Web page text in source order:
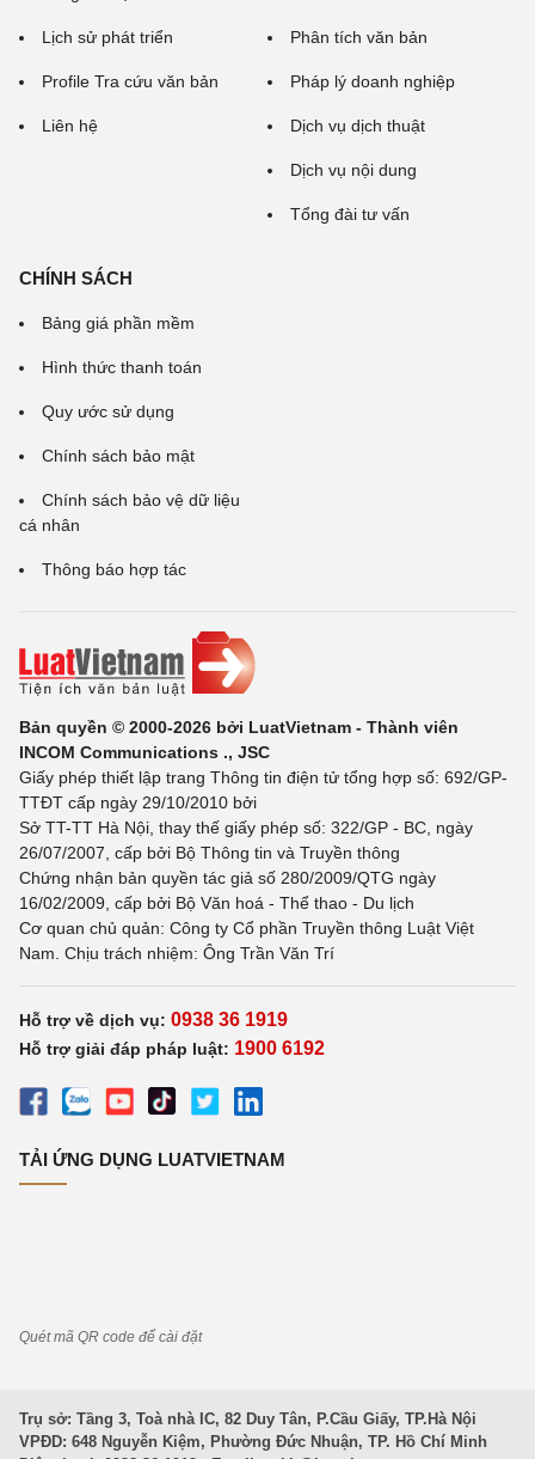
Lịch sử phát triển
Profile Tra cứu văn bản
Liên hệ
Phân tích văn bản
Pháp lý doanh nghiệp
Dịch vụ dịch thuật
Dịch vụ nội dung
Tổng đài tư vấn
CHÍNH SÁCH
Bảng giá phần mềm
Hình thức thanh toán
Quy ước sử dụng
Chính sách bảo mật
Chính sách bảo vệ dữ liệu
cá nhân
Thông báo hợp tác
Bản quyền © 2000-2026 bởi LuatVietnam - Thành viên
INCOM Communications ., JSC
Giấy phép thiết lập trang Thông tin điện tử tổng hợp số: 692/GP-
TTĐT cấp ngày 29/10/2010 bởi
Sở TT-TT Hà Nội, thay thế giấy phép số: 322/GP - BC, ngày
26/07/2007, cấp bởi Bộ Thông tin và Truyền thông
Chứng nhận bản quyền tác giả số 280/2009/QTG ngày
16/02/2009, cấp bởi Bộ Văn hoá - Thể thao - Du lịch
Cơ quan chủ quản: Công ty Cổ phần Truyền thông Luật Việt
Nam. Chịu trách nhiệm: Ông Trần Văn Trí
Hỗ trợ về dịch vụ: 0938 36 1919
Hỗ trợ giải đáp pháp luật: 1900 6192
TẢI ỨNG DỤNG LUATVIETNAM
Quét mã QR code để cài đặt
Trụ sở: Tầng 3, Toà nhà IC, 82 Duy Tân, P.Cầu Giấy, TP.Hà Nội
VPĐD: 648 Nguyễn Kiệm, Phường Đức Nhuận, TP. Hồ Chí Minh